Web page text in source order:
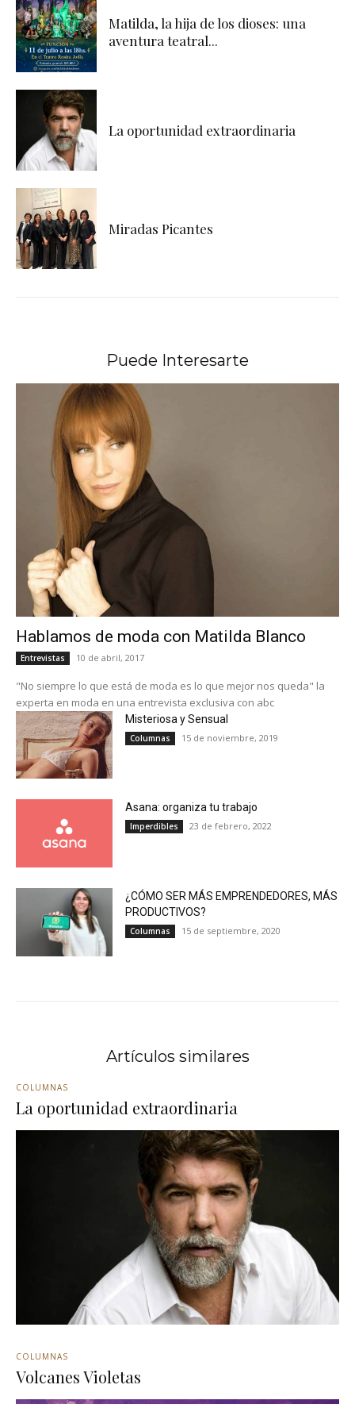
Matilda, la hija de los dioses: una
aventura teatral...
La oportunidad extraordinaria
Miradas Picantes
Puede Interesarte
Hablamos de moda con Matilda Blanco
Entrevistas 10 de abril, 2017
"No siempre lo que está de moda es lo que mejor nos queda" la
experta en moda en una entrevista exclusiva con abc
Misteriosa y Sensual
Columnas 15 de noviembre, 2019
Asana: organiza tu trabajo
Imperdibles 23 de febrero, 2022
¿CÓMO SER MÁS EMPRENDEDORES, MÁS
PRODUCTIVOS?
Columnas 15 de septiembre, 2020
Artículos similares
COLUMNAS
La oportunidad extraordinaria
COLUMNAS
Volcanes Violetas